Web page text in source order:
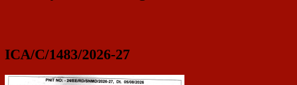
ICA/C/1483/2026-27